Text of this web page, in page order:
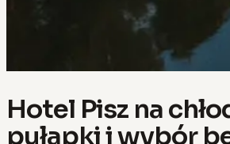
Hotel Pisz na
pułapki i wybór